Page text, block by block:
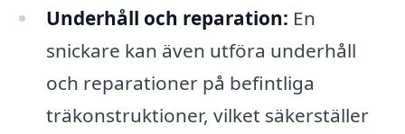
Underhåll och reparation: En
snickare kan även utföra underhåll
och reparationer på befintliga
träkonstruktioner, vilket säkerställer